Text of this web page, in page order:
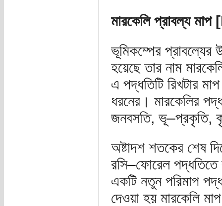
মারকেলি প্রাবল্য
ভূমিকম্পের প্রাবল্যের
হয়েছে তার নাম
এ পদ্ধতিটি রিখটার
ধরনের। মারকেলির
জনবসতি, ভূ–প্রকৃতি,
অষ্টাদশ শতকের শেষ
রসি–ফোরেল
একটি নতুন পরিমাপ
দেওয়া হয় মারকেলি